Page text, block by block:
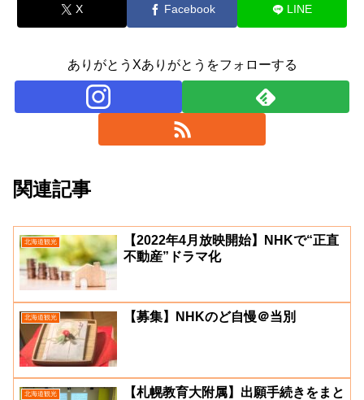
X Facebook LINE
ありがとうXありがとうをフォローする
関連記事
北海道観光
【2022年4月放映開始】NHKで“正直
不動産”ドラマ化
北海道観光 【募集】NHKのど自慢＠当別
北海道観光
【札幌教育大附属】出願手続きをまと